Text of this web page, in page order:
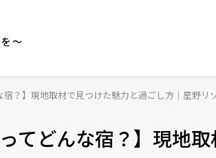
～
宿？】現地取材で見つけた魅力と過ごし方｜星野リ
てどんな宿？】現地